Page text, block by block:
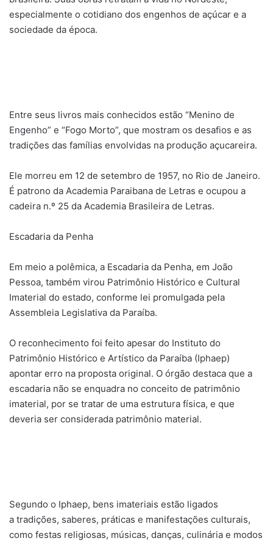
especialmente o cotidiano dos engenhos de açúcar e a
sociedade da época.
Entre seus livros mais conhecidos estão “Menino de
Engenho” e “Fogo Morto”, que mostram os desafios e as
tradições das famílias envolvidas na produção açucareira.
Ele morreu em 12 de setembro de 1957, no Rio de Janeiro.
É patrono da Academia Paraibana de Letras e ocupou a
cadeira n.º 25 da Academia Brasileira de Letras.
Escadaria da Penha
Em meio a polêmica, a Escadaria da Penha, em João
Pessoa, também virou Patrimônio Histórico e Cultural
Imaterial do estado, conforme lei promulgada pela
Assembleia Legislativa da Paraíba.
O reconhecimento foi feito apesar do Instituto do
Patrimônio Histórico e Artístico da Paraíba (Iphaep)
apontar erro na proposta original. O órgão destaca que a
escadaria não se enquadra no conceito de patrimônio
imaterial, por se tratar de uma estrutura física, e que
deveria ser considerada patrimônio material.
Segundo o Iphaep, bens imateriais estão ligados
a tradições, saberes, práticas e manifestações culturais,
como festas religiosas, músicas, danças, culinária e modos